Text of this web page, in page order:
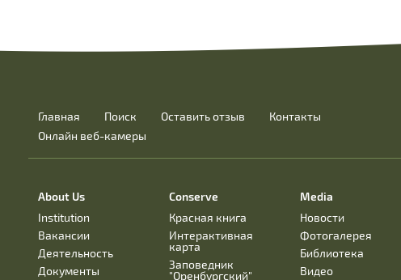
Главная Поиск Оставить отзыв
Контакты
Онлайн веб-камеры
About Us
Institution
Вакансии
Деятельность
Документы
Conserve
Красная книга
Интерактивная
карта
Заповедник
"Оренбургский"
Media
Новости
Фотогалерея
Библиотека
Видео